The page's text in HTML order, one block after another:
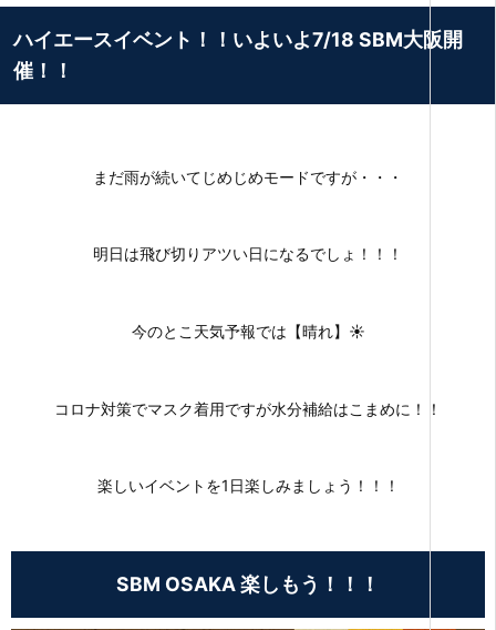
ハイエースイベント！！いよいよ7/18 SBM大阪開
催！！
まだ雨が続いてじめじめモードですが・・・
明日は飛び切りアツい日になるでしょ！！！
今のとこ天気予報では【晴れ】☀
コロナ対策でマスク着用ですが水分補給はこまめに！！
楽しいイベントを1日楽しみましょう！！！
SBM OSAKA 楽しもう！！！